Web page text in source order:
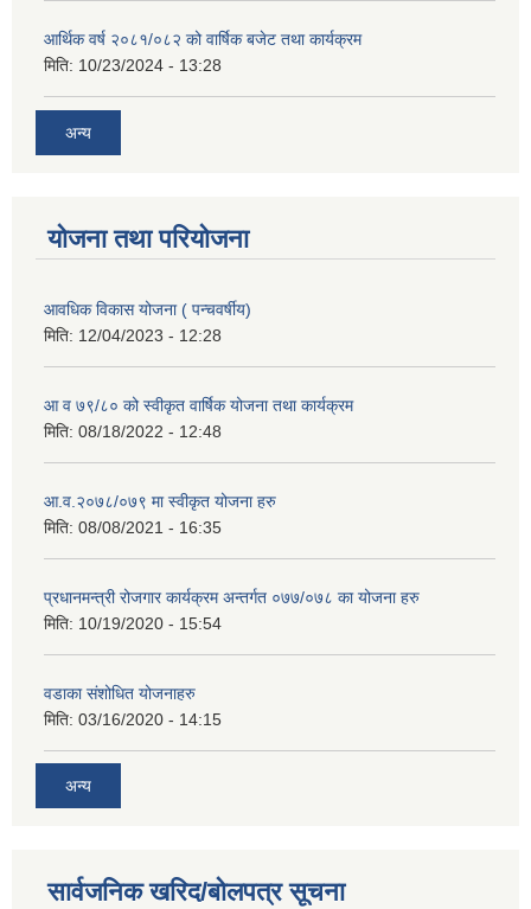
आर्थिक वर्ष २०८१/०८२ को वार्षिक बजेट तथा कार्यक्रम
मिति: 10/23/2024 - 13:28
अन्य
योजना तथा परियोजना
आवधिक विकास योजना ( पन्चवर्षीय)
मिति: 12/04/2023 - 12:28
आ व ७९/८० को स्वीकृत वार्षिक योजना तथा कार्यक्रम
मिति: 08/18/2022 - 12:48
आ.व.२०७८/०७९ मा स्वीकृत योजना हरु
मिति: 08/08/2021 - 16:35
प्रधानमन्त्री रोजगार कार्यक्रम अन्तर्गत ०७७/०७८ का योजना हरु
मिति: 10/19/2020 - 15:54
वडाका संशोधित योजनाहरु
मिति: 03/16/2020 - 14:15
अन्य
सार्वजनिक खरिद/बोलपत्र सूचना